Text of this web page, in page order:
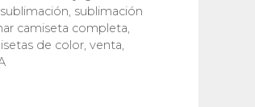
sublimación, sublimación
camiseta completa,
de color, venta,